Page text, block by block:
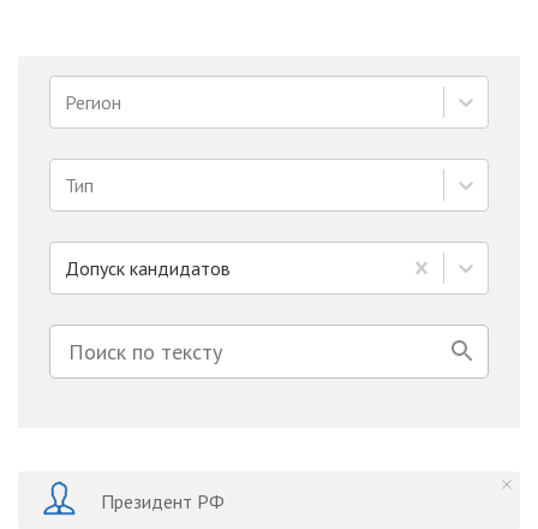
Регион
Тип
Допуск кандидатов
Президент РФ